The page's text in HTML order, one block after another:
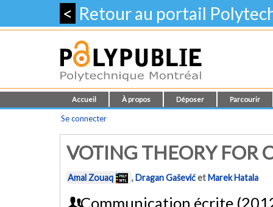
< Retour au portail
Accueil À propos Déposer Parcourir
Se connecter
VOTING THEORY FOR
Amal Zouaq ,Dragan GaševićetMarek Hatala
Communication écrite